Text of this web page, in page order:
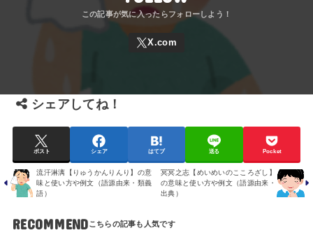
シェアしてね！
ポスト シェア はてブ 送る Pocket
流汗淋漓【りゅうかんりんり】の意
味と使い方や例文（語源由来・類義
語）
冥冥之志【めいめいのこころざし】
の意味と使い方や例文（語源由来・
出典）
RECOMMEND